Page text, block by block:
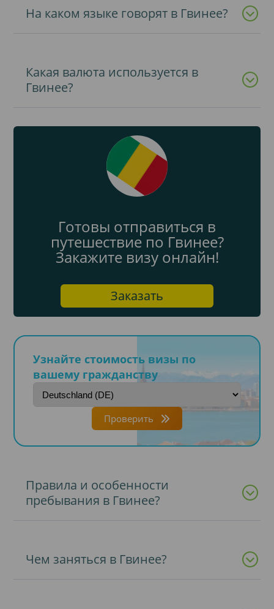
На каком языке говорят в Гвинее?
Какая валюта используется в
Гвинее?
Готовы отправиться в
путешествие по Гвинее?
Закажите визу онлайн!
Заказать
Узнайте стоимость визы по
вашему гражданству
Проверить
Правила и особенности
пребывания в Гвинее?
Чем заняться в Гвинее?